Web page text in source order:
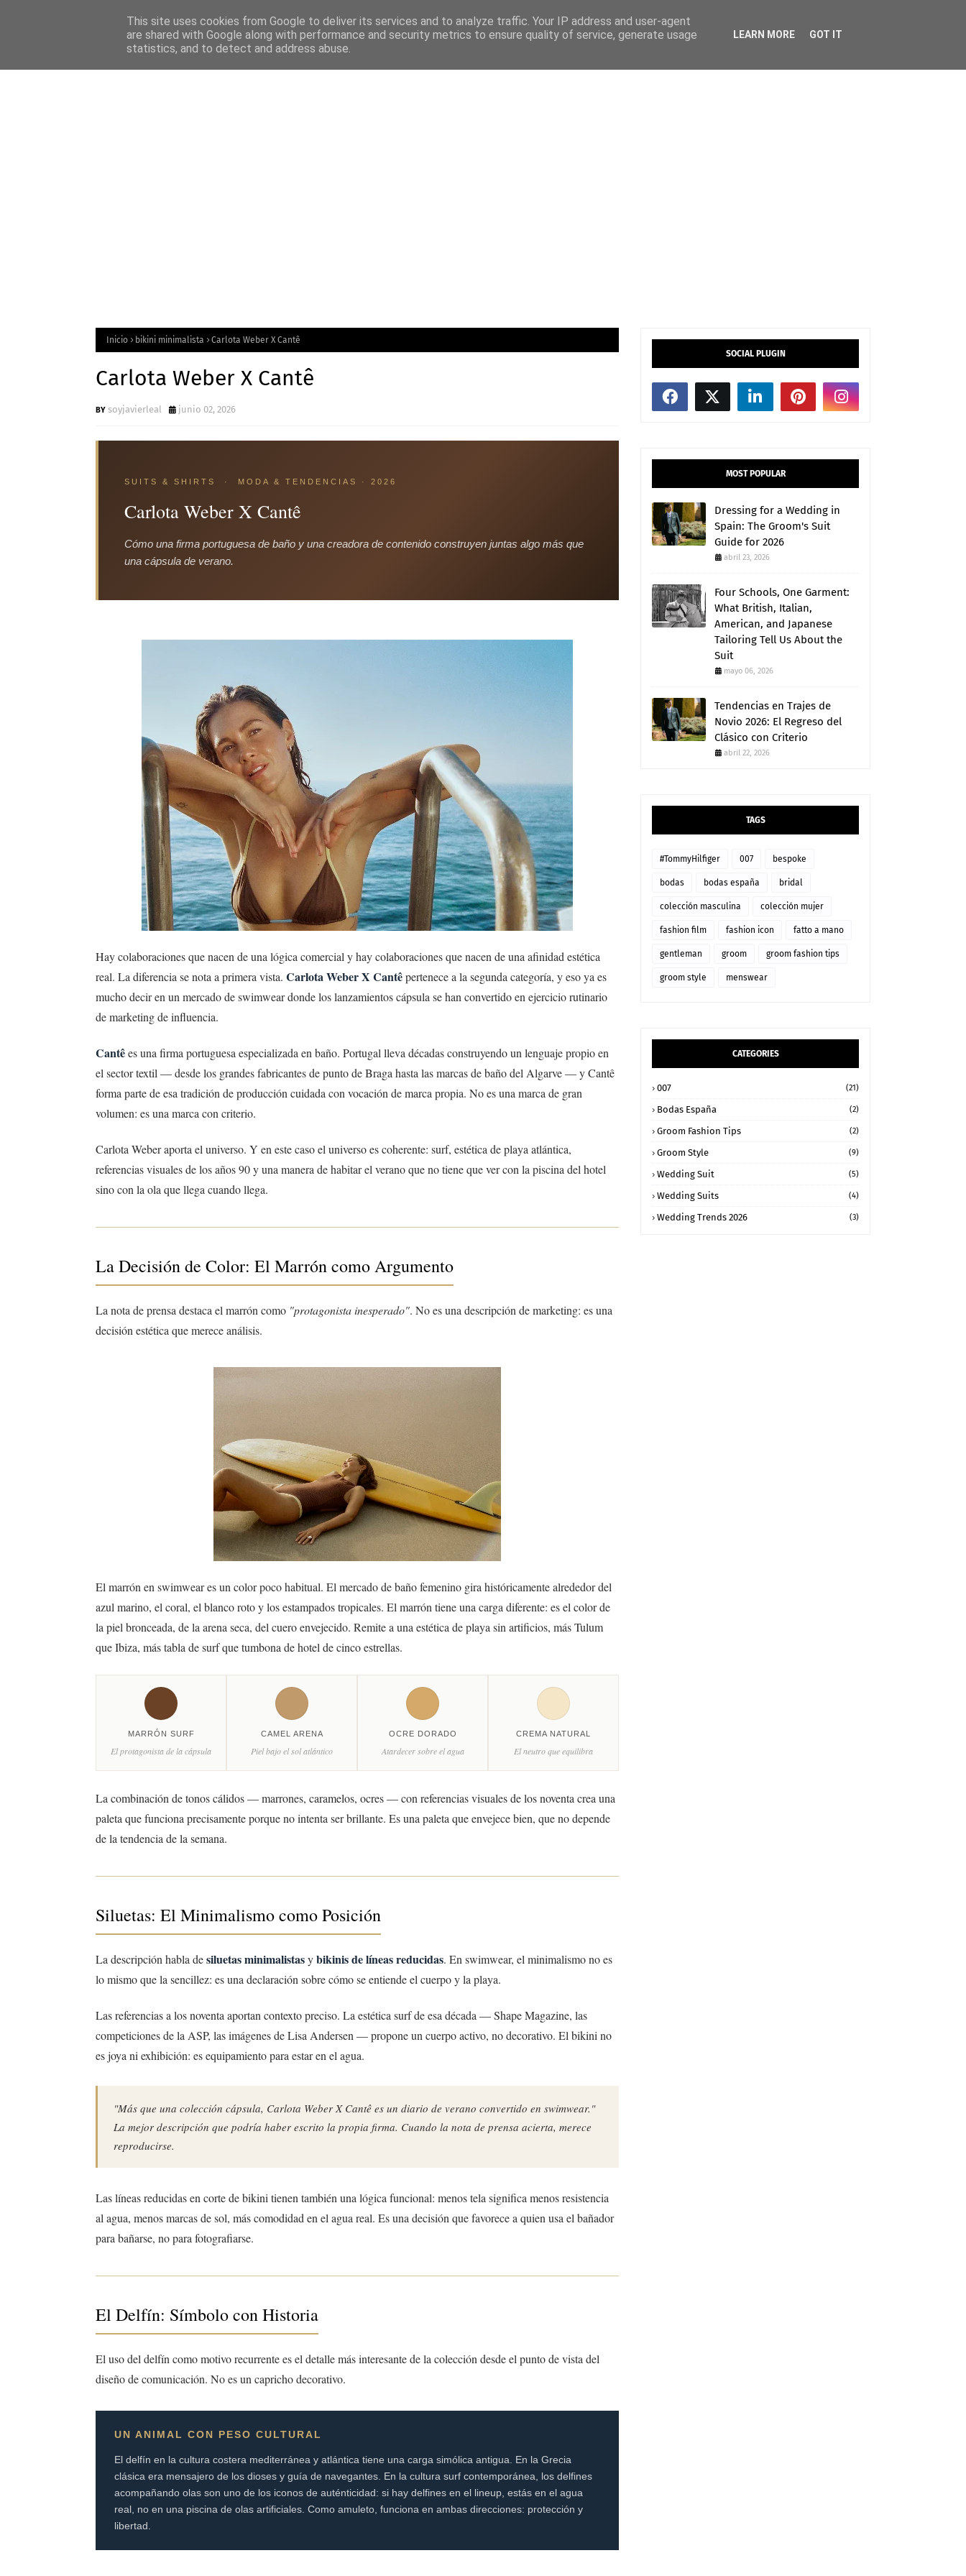
Home Features Menciones Mega Menu
Inicio bikini minimalista Carlota Weber X Cantê
Carlota Weber X Cantê
soyjavierleal junio 02, 2026
SUITS & SHIRTS · MODA & TENDENCIAS · 2026
Carlota Weber X Cantê
Cómo una firma portuguesa de baño y una creadora de contenido construyen juntas algo más que
una cápsula de verano.
Hay colaboraciones que nacen de una lógica comercial y hay colaboraciones que nacen de una afinidad estética
real. La diferencia se nota a primera vista. Carlota Weber X Cantêpertenece a la segunda categoría, y eso ya es
mucho decir en un mercado de swimwear donde los lanzamientos cápsula se han convertido en ejercicio rutinario
de marketing de influencia.
Cantêes una firma portuguesa especializada en baño. Portugal lleva décadas construyendo un lenguaje propio en
el sector textil — desde los grandes fabricantes de punto de Braga hasta las marcas de baño del Algarve — y Cantê
forma parte de esa tradición de producción cuidada con vocación de marca propia. No es una marca de gran
volumen: es una marca con criterio.
Carlota Weber aporta el universo. Y en este caso el universo es coherente: surf, estética de playa atlántica,
referencias visuales de los años 90 y una manera de habitar el verano que no tiene que ver con la piscina del hotel
sino con la ola que llega cuando llega.
La Decisión de Color: El Marrón como Argumento
La nota de prensa destaca el marrón como "protagonista inesperado". No es una descripción de marketing: es una
decisión estética que merece análisis.
El marrón en swimwear es un color poco habitual. El mercado de baño femenino gira históricamente alrededor del
azul marino, el coral, el blanco roto y los estampados tropicales. El marrón tiene una carga diferente: es el color de
la piel bronceada, de la arena seca, del cuero envejecido. Remite a una estética de playa sin artificios, más Tulum
que Ibiza, más tabla de surf que tumbona de hotel de cinco estrellas.
MARRÓN SURF
El protagonista de la cápsula
CAMEL ARENA
Piel bajo el sol atlántico
OCRE DORADO
Atardecer sobre el agua
CREMA NATURAL
El neutro que equilibra
La combinación de tonos cálidos — marrones, caramelos, ocres — con referencias visuales de los noventa crea una
paleta que funciona precisamente porque no intenta ser brillante. Es una paleta que envejece bien, que no depende
de la tendencia de la semana.
Siluetas: El Minimalismo como Posición
La descripción habla desiluetas minimalistasybikinis de líneas reducidas. En swimwear, el minimalismo no es
lo mismo que la sencillez: es una declaración sobre cómo se entiende el cuerpo y la playa.
Las referencias a los noventa aportan contexto preciso. La estética surf de esa década — Shape Magazine, las
competiciones de la ASP, las imágenes de Lisa Andersen — propone un cuerpo activo, no decorativo. El bikini no
es joya ni exhibición: es equipamiento para estar en el agua.
"Más que una colección cápsula, Carlota Weber X Cantê es un diario de verano convertido en swimwear."
La mejor descripción que podría haber escrito la propia firma. Cuando la nota de prensa acierta, merece
reproducirse.
Las líneas reducidas en corte de bikini tienen también una lógica funcional: menos tela significa menos resistencia
al agua, menos marcas de sol, más comodidad en el agua real. Es una decisión que favorece a quien usa el bañador
para bañarse, no para fotografiarse.
El Delfín: Símbolo con Historia
El uso del delfín como motivo recurrente es el detalle más interesante de la colección desde el punto de vista del
diseño de comunicación. No es un capricho decorativo.
UN ANIMAL CON PESO CULTURAL
El delfín en la cultura costera mediterránea y atlántica tiene una carga simólica antigua. En la Grecia
clásica era mensajero de los dioses y guía de navegantes. En la cultura surf contemporánea, los delfines
acompañando olas son uno de los iconos de auténticidad: si hay delfines en el lineup, estás en el agua
real, no en una piscina de olas artificiales. Como amuleto, funciona en ambas direcciones: protección y
libertad.
SOCIAL PLUGIN
MOST POPULAR
Dressing for a Wedding in
Spain: The Groom's Suit
Guide for 2026
abril 23, 2026
Four Schools, One Garment:
What British, Italian,
American, and Japanese
Tailoring Tell Us About the
Suit
mayo 06, 2026
Tendencias en Trajes de
Novio 2026: El Regreso del
Clásico con Criterio
abril 22, 2026
TAGS
#TommyHilfiger 007 bespoke
bodas bodas españa bridal
colección masculina colección mujer
fashion film fashion icon fatto a mano
gentleman groom groom fashion tips
groom style menswear
CATEGORIES
007 (21)
Bodas España (2)
Groom Fashion Tips (2)
Groom Style (9)
Wedding Suit (5)
Wedding Suits (4)
Wedding Trends 2026 (3)
This site uses cookies from Google to deliver its services and to analyze traffic. Your IP address and user-agent
are shared with Google along with performance and security metrics to ensure quality of service, generate usage
statistics, and to detect and address abuse.
LEARN MORE GOT IT